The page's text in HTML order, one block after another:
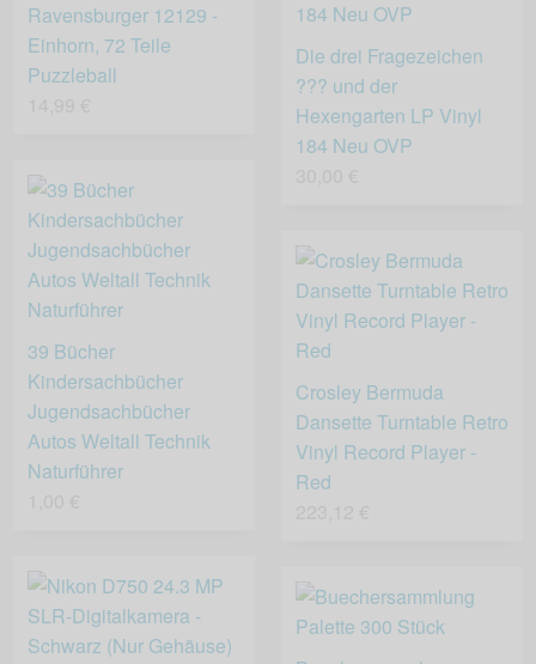
Ravensburger 12129 -
Einhorn, 72 Teile
Puzzleball
Die drei Fragezeichen
??? und der
Hexengarten LP Vinyl
184 Neu OVP
39 Bücher
Kindersachbücher
Jugendsachbücher
Autos Weltall Technik
Naturführer
Crosley Bermuda
Dansette Turntable Retro
Vinyl Record Player -
Red